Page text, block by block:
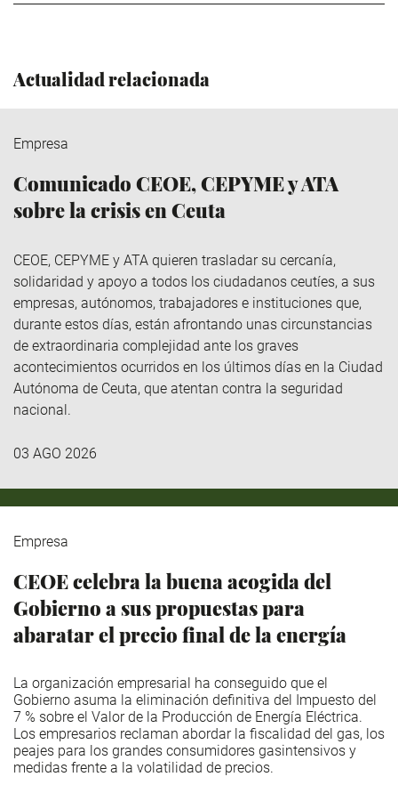
Actualidad relacionada
Empresa
Comunicado CEOE, CEPYME y ATA
sobre la crisis en Ceuta
CEOE, CEPYME y ATA quieren trasladar su cercanía,
solidaridad y apoyo a todos los ciudadanos ceutíes, a sus
empresas, autónomos, trabajadores e instituciones que,
durante estos días, están afrontando unas circunstancias
de extraordinaria complejidad ante los graves
acontecimientos ocurridos en los últimos días en la Ciudad
Autónoma de Ceuta, que atentan contra la seguridad
nacional.
03 AGO 2026
Empresa
CEOE celebra la buena acogida del
Gobierno a sus propuestas para
abaratar el precio final de la energía
La organización empresarial ha conseguido que el
Gobierno asuma la eliminación definitiva del Impuesto del
7 % sobre el Valor de la Producción de Energía Eléctrica.
Los empresarios reclaman abordar la fiscalidad del gas, los
peajes para los grandes consumidores gasintensivos y
medidas frente a la volatilidad de precios.